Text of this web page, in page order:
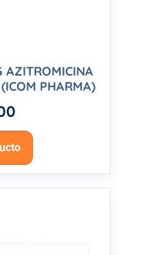
AZITROMICINA
PHARMA)